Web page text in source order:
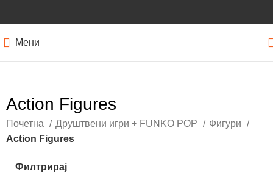
Мени
Action Figures
Почетна Друштвени игри + FUNKO POP
Фигури
Action Figures
Филтрирај